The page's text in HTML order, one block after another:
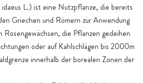
L.) ist eine Nutzpflanze, die bereits
Griechen und Römern zur Anwendung
Rosengewächsen, die Pflanzen gedeihen
oder auf Kahlschlägen bis 2000m
innerhalb der borealen Zonen der